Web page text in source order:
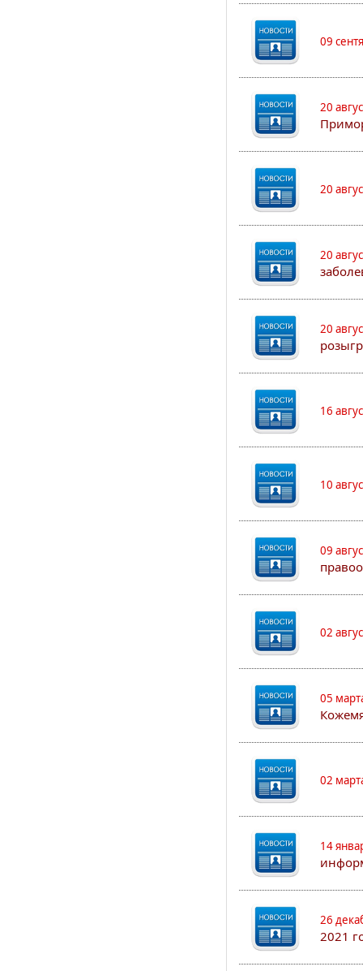
09
20
20
20
20
16
10
09
02
05
02
14
26
2021